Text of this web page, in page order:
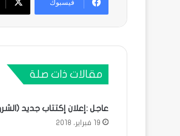
فيسبوك
مقالات ذات صلة
عاجل :إعلان إكتتاب جديد
19 فبراير، 2018